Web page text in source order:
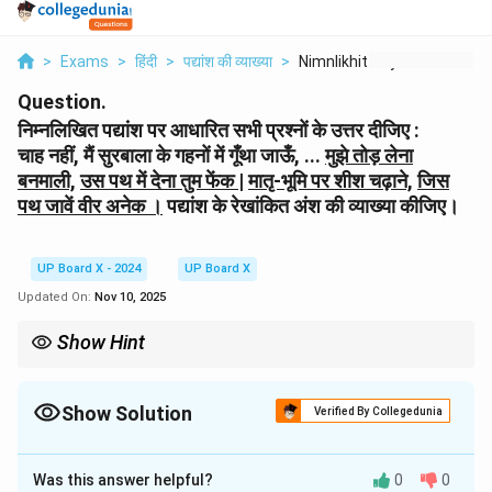
> Exams > हिंदी > पद्यांश की व्याख्या > Nimnlikhit Pdyansh P...
Question.
निम्नलिखित पद्यांश पर आधारित सभी प्रश्नों के उत्तर दीजिए :
चाह नहीं, मैं सुरबाला के गहनों में गूँथा जाऊँ, ...मुझे तोड़ लेना
बनमाली, उस पथ में देना तुम फेंक | मातृ-भूमि पर शीश चढ़ाने, जिस
पथ जावें वीर अनेक । पद्यांश के रेखांकित अंश की व्याख्या कीजिए।
UP Board X - 2024
UP Board X
Updated On: Nov 10, 2025
Show Hint
Show Solution Verified By Collegedunia
Solution and Explanation
Was this answer helpful? 0 0